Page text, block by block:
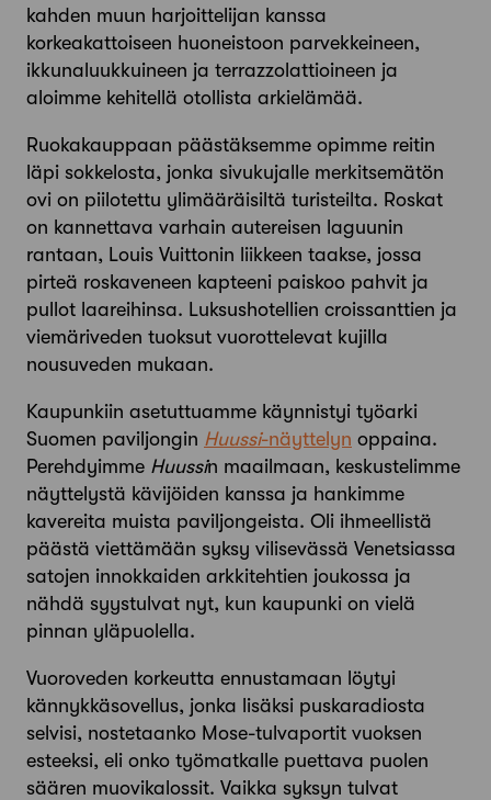
kahden muun harjoittelijan kanssa
korkeakattoiseen huoneistoon parvekkeineen,
ikkunaluukkuineen ja terrazzolattioineen ja
aloimme kehitellä otollista arkielämää.
Ruokakauppaan päästäksemme opimme reitin
läpi sokkelosta, jonka sivukujalle merkitsemätön
ovi on piilotettu ylimääräisiltä turisteilta. Roskat
on kannettava varhain autereisen laguunin
rantaan, Louis Vuittonin liikkeen taakse, jossa
pirteä roskaveneen kapteeni paiskoo pahvit ja
pullot laareihinsa. Luksushotellien croissanttien ja
viemäriveden tuoksut vuorottelevat kujilla
nousuveden mukaan.
Kaupunkiin asetuttuamme käynnistyi työarki
Suomen paviljongin Huussi-näyttelyn oppaina.
Perehdyimme Huussin maailmaan, keskustelimme
näyttelystä kävijöiden kanssa ja hankimme
kavereita muista paviljongeista. Oli ihmeellistä
päästä viettämään syksy vilisevässä Venetsiassa
satojen innokkaiden arkkitehtien joukossa ja
nähdä syystulvat nyt, kun kaupunki on vielä
pinnan yläpuolella.
Vuoroveden korkeutta ennustamaan löytyi
kännykkäsovellus, jonka lisäksi puskaradiosta
selvisi, nostetaanko Mose-tulvaportit vuoksen
esteeksi, eli onko työmatkalle puettava puolen
säären muovi­kalossit. Vaikka syksyn tulvat